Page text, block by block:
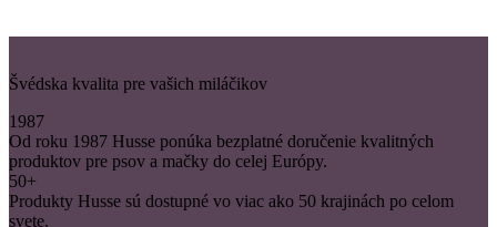
Švédska kvalita pre vašich miláčikov
1987
Od roku 1987 Husse ponúka bezplatné doručenie kvalitných
produktov pre psov a mačky do celej Európy.
50+
Produkty Husse sú dostupné vo viac ako 50 krajinách po celom
svete.